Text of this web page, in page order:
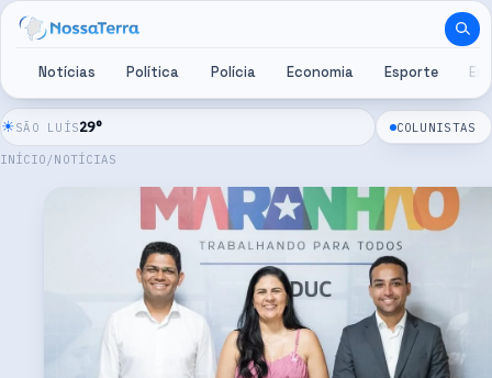
Pular para o conteúdo
Notícias Política Polícia Economia Esporte
☀SÃO LUÍS29° COLUNISTAS
INÍCIO / NOTÍCIAS